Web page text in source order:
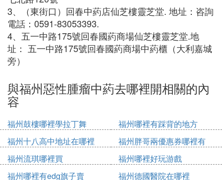
3、（東街口）回春中葯店仙芝樓靈芝堂. 地址：咨詢
電話：0591-83053393.
4、五一中路175號回春國葯商場仙芝樓靈芝堂.地
址： 五一中路175號回春國葯商場中葯櫃（大利嘉城
旁）
與福州惡性腫瘤中葯去哪裡開相關的內
容
福州鼓樓哪裡學拉丁舞
福州哪裡有踩背的地方
福州十八高中地址在哪裡
福州胖哥兩優惠券哪裡有
福州流琪哪裡買
福州哪裡好玩游戲
福州哪裡有edg旗子賣
福州德國醫院在哪裡